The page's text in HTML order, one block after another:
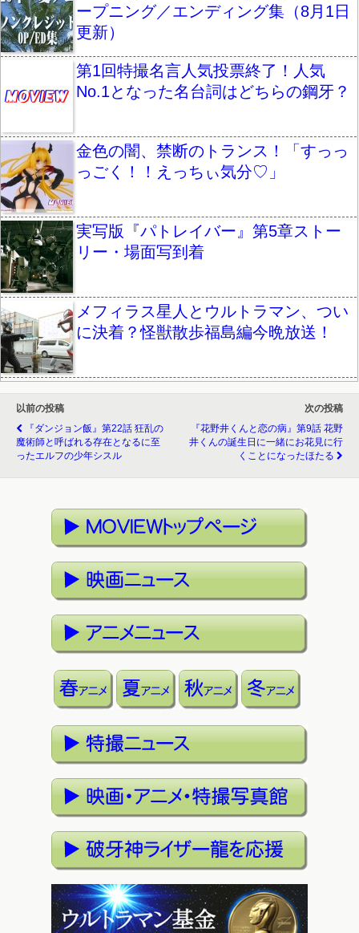
ープニング／エンディング集（8月1日
更新）
第1回特撮名言人気投票終了！人気
No.1となった名台詞はどちらの鋼牙？
金色の闇、禁断のトランス！「すっっ
っごく！！えっちぃ気分♡」
実写版『パトレイバー』第5章ストー
リー・場面写到着
メフィラス星人とウルトラマン、つい
に決着？怪獣散歩福島編今晩放送！
以前の投稿
『ダンジョン飯』第22話 狂乱の
魔術師と呼ばれる存在となるに至
ったエルフの少年シスル
次の投稿
『花野井くんと恋の病』第9話 花野
井くんの誕生日に一緒にお花見に行
くことになったほたる